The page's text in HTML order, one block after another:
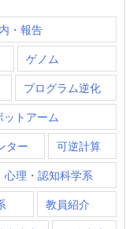
・報告
ゲノム
プログラム逆化
ットアーム
ター 可逆計算
心理・認知科学系
教員紹介